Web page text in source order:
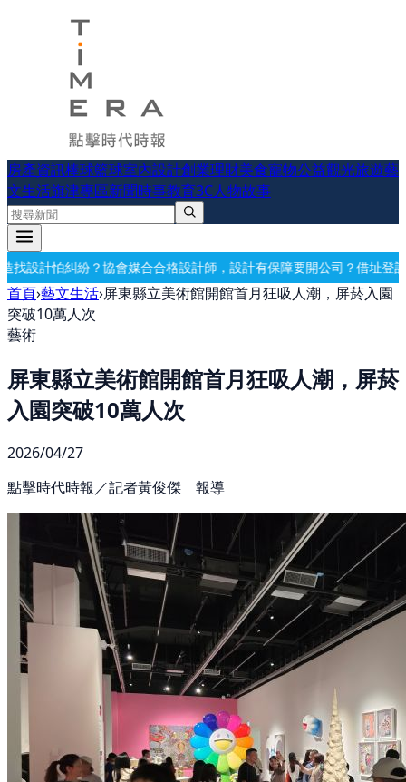
房產資訊棒球籃球室內設計創業理財美食寵物公益觀光旅遊藝
文生活旗津專區新聞時事教育3C人物故事
合格設計師，設計有保障要開公司？借址登記・公司設立・工商登記一
首頁›藝文生活›屏東縣立美術館開館首月狂吸人潮，屏菸入園
突破10萬人次
藝術
屏東縣立美術館開館首月狂吸人潮，屏菸
入園突破10萬人次
2026/04/27
點擊時代時報／記者黃俊傑 報導